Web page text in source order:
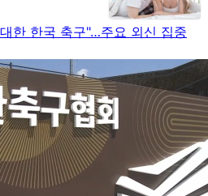
한 한국 축구"…주요 외신 집중